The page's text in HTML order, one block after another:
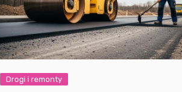
Drogi i remonty